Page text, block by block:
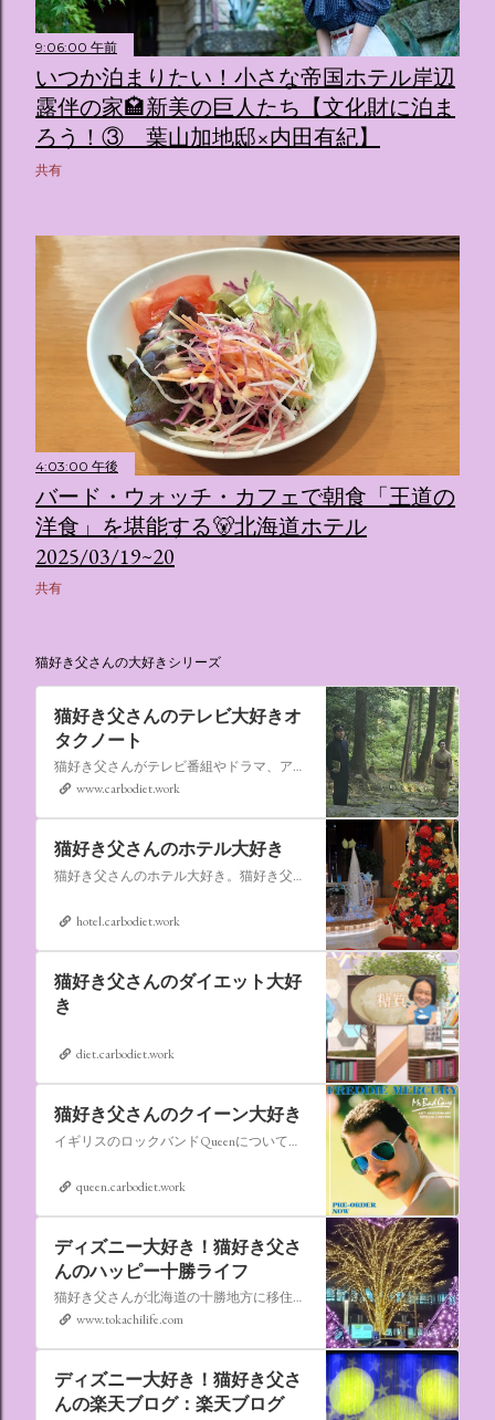
9:06:00 午前
いつか泊まりたい！小さな帝国ホテル岸辺
露伴の家🏩新美の巨人たち【文化財に泊ま
ろう！③ 葉山加地邸×内田有紀】
共有
4:03:00 午後
バード・ウォッチ・カフェで朝食「王道の
洋食」を堪能する🐻北海道ホテル
2025/03/19~20
共有
猫好き父さんの大好きシリーズ
猫好き父さんのテレビ大好きオ
タクノート
猫好き父さんがテレビ番組やドラマ、アニメ、特撮ヒーロー,そしてダイエットについて書いたブログです。
www.carbodiet.work
猫好き父さんのホテル大好き
猫好き父さんのホテル大好き。猫好き父さんが宿泊したホテルの情報を徒然なるままに書いていきます。
hotel.carbodiet.work
猫好き父さんのダイエット大好
き
diet.carbodiet.work
猫好き父さんのクイーン大好き
イギリスのロックバンドQueenについての情報をアップします。
queen.carbodiet.work
ディズニー大好き！猫好き父さ
んのハッピー十勝ライフ
猫好き父さんが北海道の十勝地方に移住しました。なれない北海道の暮らしについてお伝えします。
www.tokachilife.com
ディズニー大好き！猫好き父さ
んの楽天ブログ：楽天ブログ